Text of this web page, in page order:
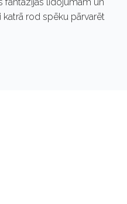
rod spēku pārvarēt